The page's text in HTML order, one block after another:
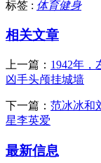
标签 : 体育健身
相关文章
上一篇： 1942年，
凶手头颅挂城墙
下一篇： 范冰冰和
星李英爱
最新信息